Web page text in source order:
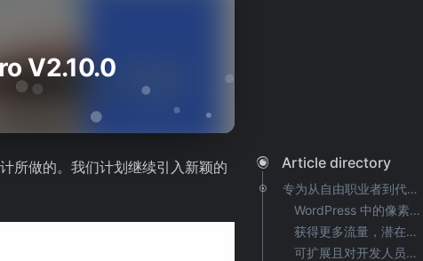
V2.10.0
Article directory
专为从自由职业者到代理商的专业人员而建
WordPress 中的像素完美设计
获得更多流量，潜在客户和转化
可扩展且对开发人员友好
所做的。我们计划继续引入新颖的